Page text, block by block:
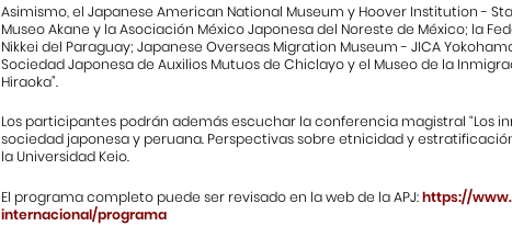
Asimismo, el Japanese American National Museum y Hoover Institution -
Museo Akane y la Asociación México Japonesa del Noreste de México; la
Nikkei del Paraguay; Japanese Overseas Migration Museum - JICA
Sociedad Japonesa de Auxilios Mutuos de Chiclayo y el Museo de la
Hiraoka”.
Los participantes podrán además escuchar la conferencia magistral “Los
sociedad japonesa y peruana. Perspectivas sobre etnicidad y
la Universidad Keio.
El programa completo puede ser revisado en la web de la APJ:https://
internacional/programa